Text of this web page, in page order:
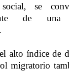
social, se
de una
alto índice de
migratorio